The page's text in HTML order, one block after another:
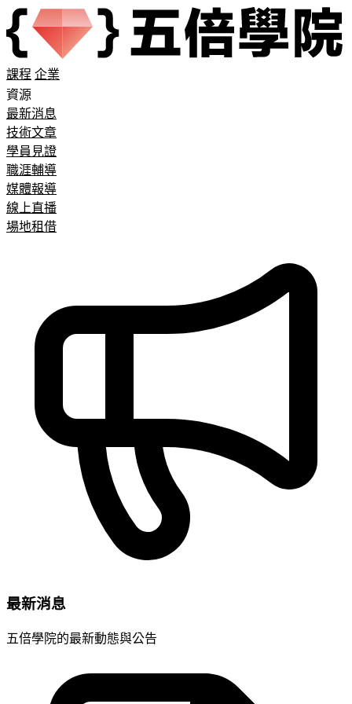
課程 企業
資源
最新消息
技術文章
學員見證
職涯輔導
媒體報導
線上直播
場地租借
最新消息
五倍學院的最新動態與公告